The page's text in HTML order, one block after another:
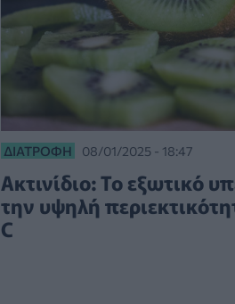
ΔΙΑΤΡΟΦΉ 08/01/2025 - 18:47
Ακτινίδιο: Το εξωτικό
την υψηλή
C